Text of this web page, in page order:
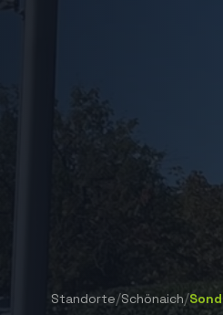
Standorte/Schönaich/